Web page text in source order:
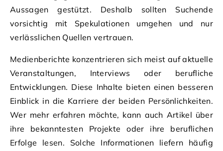
Aussagen gestützt. Deshalb sollten Suchende
vorsichtig mit Spekulationen umgehen und nur
verlässlichen Quellen vertrauen.
Medienberichte konzentrieren sich meist auf aktuelle
Veranstaltungen, Interviews oder berufliche
Entwicklungen. Diese Inhalte bieten einen besseren
Einblick in die Karriere der beiden Persönlichkeiten.
Wer mehr erfahren möchte, kann auch Artikel über
ihre bekanntesten Projekte oder ihre beruflichen
Erfolge lesen. Solche Informationen liefern häufig